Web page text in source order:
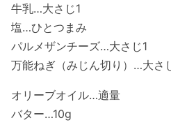
牛乳…大さじ1
塩…ひとつまみ
パルメザンチーズ…大さじ1
万能ねぎ（みじん切り）…大さ
オリーブオイル…適量
バター…10g